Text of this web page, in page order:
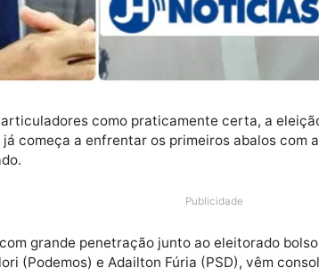
já começa a enfrentar os primeiros